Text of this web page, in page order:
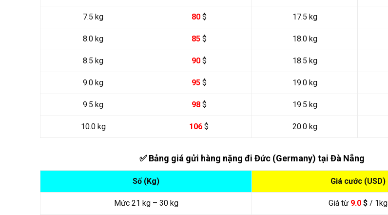
7.5 kg 80$ 17.5 kg
8.0 kg 85 $ 18.0 kg
8.5 kg 90 $ 18.5 kg
9.0 kg 95 $ 19.0 kg
9.5 kg 98 $ 19.5 kg
10.0 kg 106 $ 20.0 kg
✅ Bảng giá gửi hàng nặng đi Đức (Germany) tại Đà Nẵng
Số (Kg) Giá cước (USD)
Mức 21 kg – 30 kg Giá từ 9.0$/ 1kg